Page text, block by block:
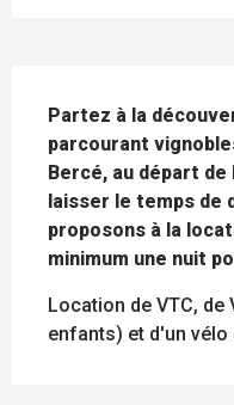
Partez à la
parcourant
Bercé, au départ
laisser le temps de
proposons à la
minimum une nuit
Location de VTC,
enfants) et d'un vélo